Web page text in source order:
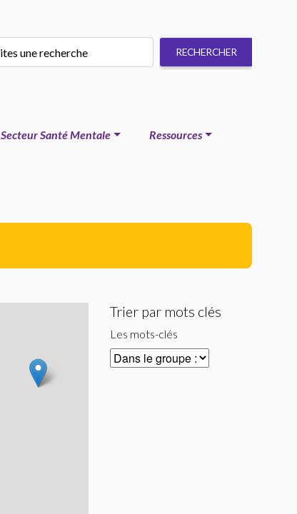
Secteur Santé Mentale
Ressources
Trier par mots clés
Les mots-clés